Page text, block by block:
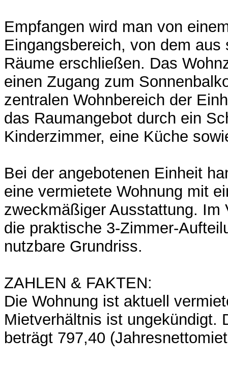
Empfangen wird man von
Eingangsbereich, von dem aus
Räume erschließen. Das
einen Zugang zum
zentralen Wohnbereich der
das Raumangebot durch ein
Kinderzimmer, eine Küche
Bei der angebotenen Einheit
eine vermietete Wohnung mit
zweckmäßiger Ausstattung. Im
die praktische 3-Zimmer-
nutzbare Grundriss.
ZAHLEN & FAKTEN:
Die Wohnung ist aktuell
Mietverhältnis ist ungekündigt.
beträgt 797,40